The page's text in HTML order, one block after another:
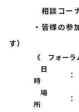
相談コーナー
・皆様の参加
す）
《 フォーラ
日
時
：
場
所
：